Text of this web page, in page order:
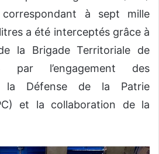
correspondant à sept mille
a été interceptés grâce à
la Brigade Territoriale de
par l’engagement des
la Défense de la Patrie
et la collaboration de la